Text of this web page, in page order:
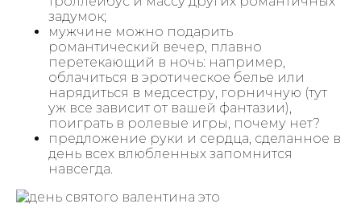
задумок;
мужчине можно подарить
романтический вечер, плавно
перетекающий в ночь: например,
облачиться в эротическое белье или
нарядиться в медсестру, горничную (тут
уж все зависит от вашей фантазии),
поиграть в ролевые игры, почему нет?
предложение руки и сердца, сделанное в
день всех влюбленных запомнится
навсегда.